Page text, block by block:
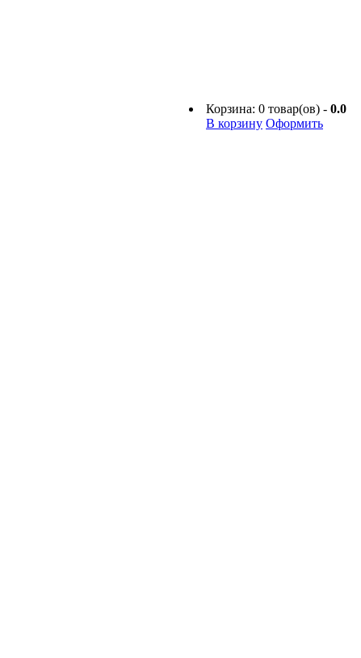
Корзина: 0 товар(ов) - 0.0
В корзину Оформить